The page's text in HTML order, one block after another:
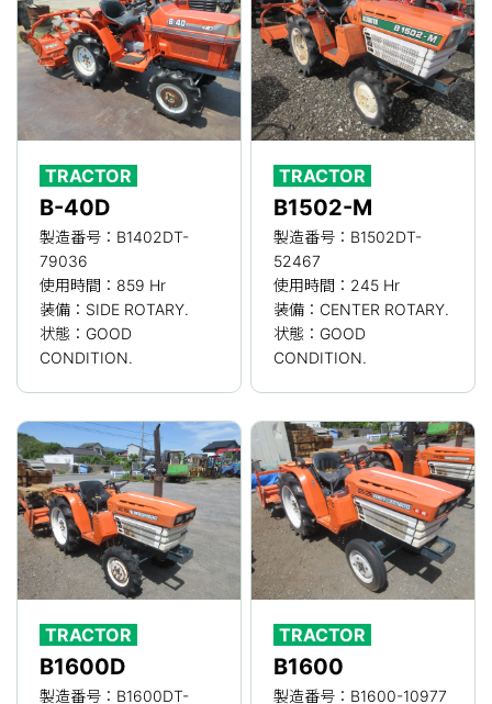
TRACTOR
B-40D
製造番号：B1402DT-
79036
使用時間：859 Hr
装備：SIDE ROTARY.
状態：GOOD
CONDITION.
TRACTOR
B1502-M
製造番号：B1502DT-
52467
使用時間：245 Hr
装備：CENTER ROTARY.
状態：GOOD
CONDITION.
TRACTOR
B1600D
製造番号：B1600DT-
TRACTOR
B1600
製造番号：B1600-10977